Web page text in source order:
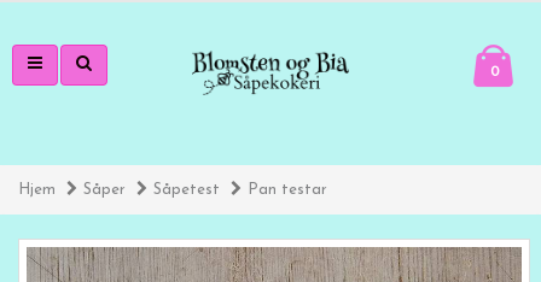
0
Hjem Såper Såpetest Pan testar